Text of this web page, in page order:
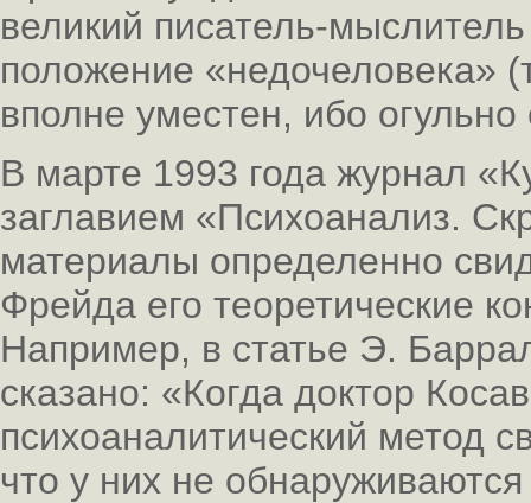
великий писатель-
положение «недочеловека»
вполне уместен, ибо
В марте 1993 года журнал
заглавием «Психоанализ.
материалы определенно
Фрейда его теоретические
Например, в статье Э.
сказано: «Когда доктор
психоаналитический метод
что у них не